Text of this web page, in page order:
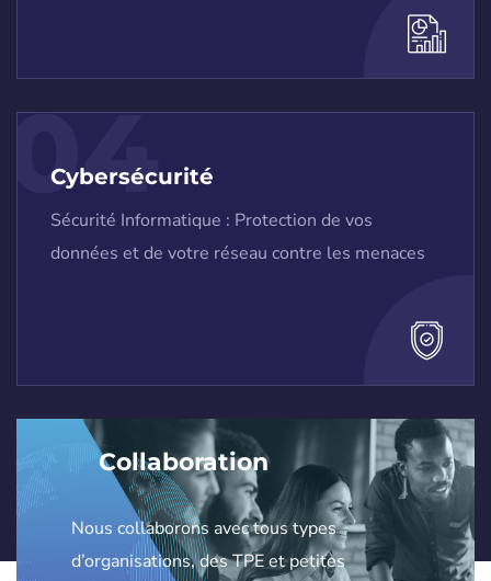
04
Cybersécurité
Sécurité Informatique : Protection de vos
données et de votre réseau contre les menaces
Collaboration
Nous collaborons avec tous types
d’organisations, des TPE et petites